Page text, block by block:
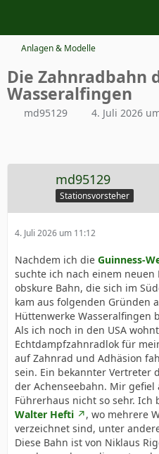
Anlagen & Modelle
Die Zahnradbahn
Wasseralfingen
md95129 4. Juli 2026
md95129
Stationsvorsteher
4. Juli 2026 um 11:12
Nachdem ich die Guinness-
suchte ich nach einem neuen
obskure Bahn, die sich im
kam aus folgenden Gründen
Hüttenwerke Wasseralfingen
Als ich noch in den USA
Echtdampfzahnradlok für
auf Zahnrad und Adhäsion
sein. Ein bekannter Vertreter
der Achenseebahn. Mir
Führerhaus nicht so sehr.
Walter Hefti
, wo mehrere
verzeichnet sind, unter
Diese Bahn ist von Niklaus